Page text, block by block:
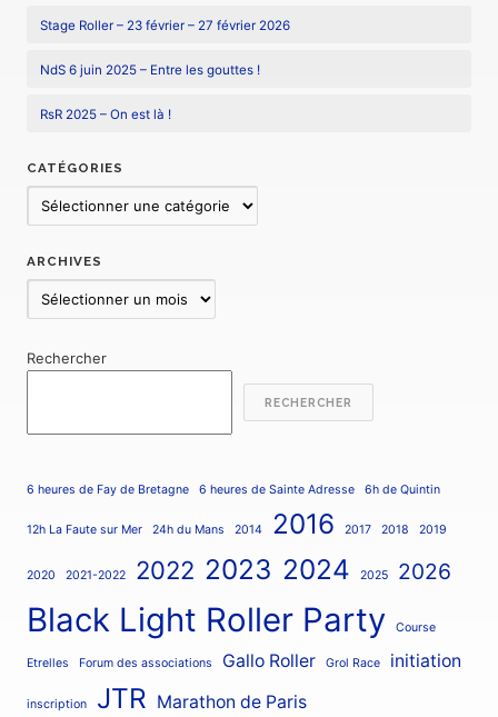
Stage Roller – 23 février – 27 février 2026
NdS 6 juin 2025 – Entre les gouttes !
RsR 2025 – On est là !
CATÉGORIES
Catégories
ARCHIVES
Archives
Rechercher
RECHERCHER
6 heures de Fay de Bretagne 6 heures de Sainte Adresse 6h de Quintin
12h La Faute sur Mer 24h du Mans 2014 2016 2017 2018 2019
2020 2021-2022 2022 2023 2024 2025 2026
Black Light Roller Party Course
Etrelles Forum des associations Gallo Roller Grol Race initiation
inscription JTR Marathon de Paris